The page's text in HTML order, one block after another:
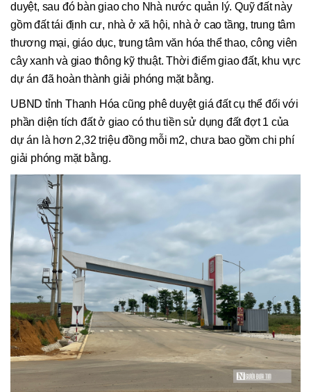
duyệt, sau đó bàn giao cho Nhà nước quản lý. Quỹ đất này
gồm đất tái định cư, nhà ở xã hội, nhà ở cao tầng, trung tâm
thương mại, giáo dục, trung tâm văn hóa thể thao, công viên
cây xanh và giao thông kỹ thuật. Thời điểm giao đất, khu vực
dự án đã hoàn thành giải phóng mặt bằng.
UBND tỉnh Thanh Hóa cũng phê duyệt giá đất cụ thể đối với
phần diện tích đất ở giao có thu tiền sử dụng đất đợt 1 của
dự án là hơn 2,32 triệu đồng mỗi m2, chưa bao gồm chi phí
giải phóng mặt bằng.